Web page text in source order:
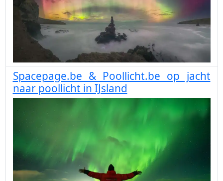
Spacepage.be & Poollicht.be op jacht
naar poollicht in IJsland